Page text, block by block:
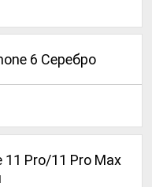
11 Pro/11 Pro Max
6 Серебро